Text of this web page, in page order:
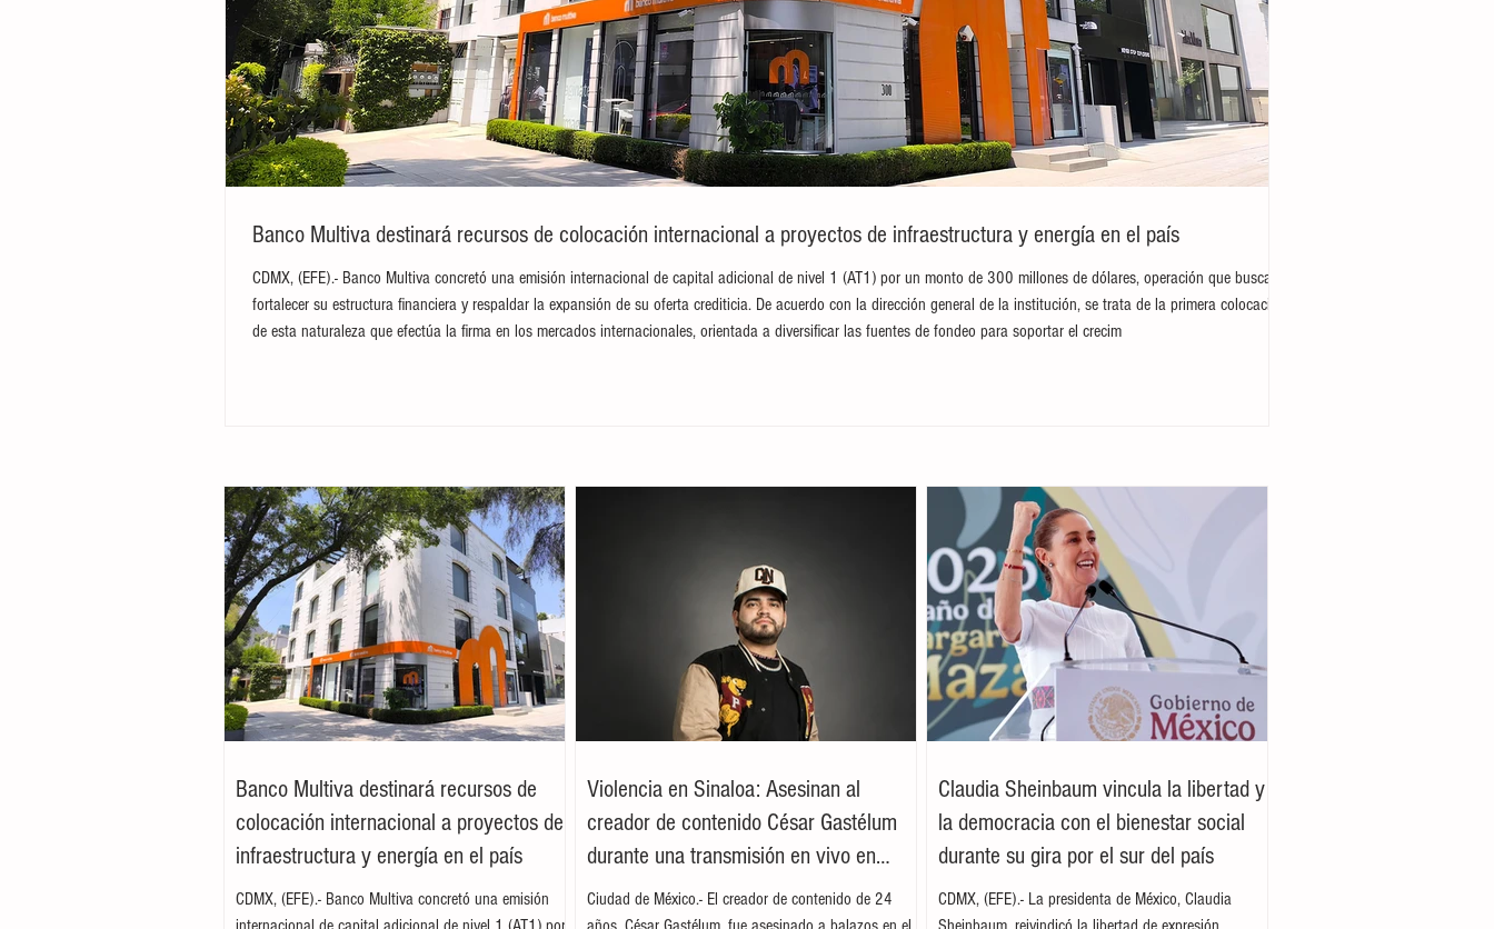
Banco Multiva destinará recursos de colocación internacional a proyectos de infraestructura y energía en el país
CDMX, (EFE).- Banco Multiva concretó una emisión internacional de capital adicional de nivel 1 (AT1) por un monto de 300 millones de dólares, operación que busca
fortalecer su estructura financiera y respaldar la expansión de su oferta crediticia. De acuerdo con la dirección general de la institución, se trata de la primera colocación
de esta naturaleza que efectúa la firma en los mercados internacionales, orientada a diversificar las fuentes de fondeo para soportar el crecim
Banco Multiva destinará recursos de
colocación internacional a proyectos de
infraestructura y energía en el país
CDMX, (EFE).- Banco Multiva concretó una emisión
Violencia en Sinaloa: Asesinan al
creador de contenido César Gastélum
durante una transmisión en vivo en
Culiacán
Ciudad de México.- El creador de contenido de 24
Claudia Sheinbaum vincula la libertad y
la democracia con el bienestar social
durante su gira por el sur del país
CDMX, (EFE).- La presidenta de México, Claudia